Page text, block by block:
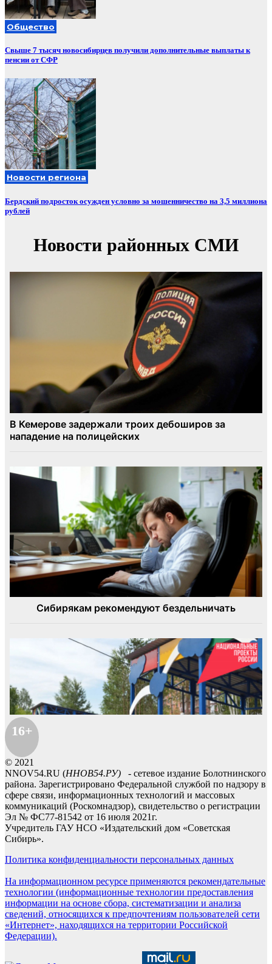
Общество
Свыше 7 тысяч новосибирцев получили дополнительные выплаты к
пенсии от СФР
Новости региона
Бердский подросток осужден условно за мошенничество на 3,5 миллиона
рублей
16+
© 2021
NNOV54.RU (ННОВ54.РУ) - сетевое издание Болотнинского
района. Зарегистрировано Федеральной службой по надзору в
сфере связи, информационных технологий и массовых
коммуникаций (Роскомнадзор), свидетельство о регистрации
Эл № ФС77-81542 от 16 июля 2021г.
Учредитель ГАУ НСО «Издательский дом «Советская
Сибирь».
Политика конфиденциальности персональных данных
На информационном ресурсе применяются рекомендательные
технологии (информационные технологии предоставления
информации на основе сбора, систематизации и анализа
сведений, относящихся к предпочтениям пользователей сети
«Интернет», находящихся на территории Российской
Федерации).